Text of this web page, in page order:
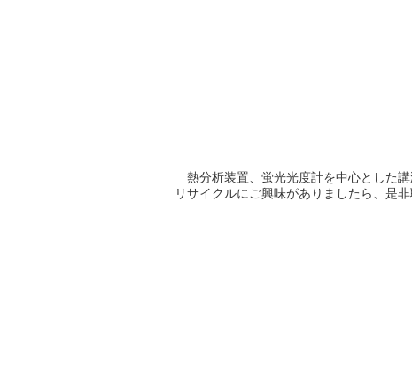
熱分析装置、蛍光光度計を中心とした
リサイクルにご興味がありましたら、是非